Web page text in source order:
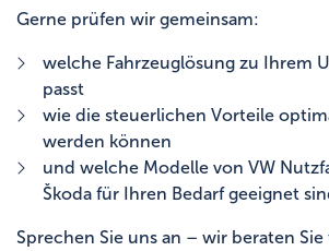
Gerne prüfen wir gemeinsam:
welche Fahrzeuglösung zu Ihrem
passt
wie die steuerlichen Vorteile
werden können
und welche Modelle von VW
Škoda für Ihren Bedarf geeignet
Sprechen Sie uns an – wir beraten